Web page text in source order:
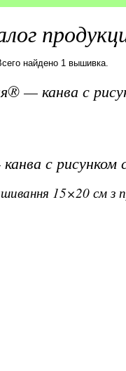
найдено 1 вышивка.
— канва с
с рисунком
15×20 см